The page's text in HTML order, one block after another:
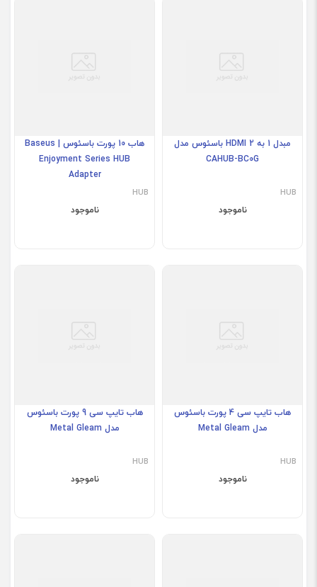
مبدل 1 به 2 HDMI باسئوس مدل
CAHUB-BC0G
HUB
ناموجود
هاب 10 پورت باسئوس | Baseus
Enjoyment Series HUB
Adapter
HUB
ناموجود
هاب تایپ سی 4 پورت باسئوس
مدل Metal Gleam
HUB
ناموجود
هاب تایپ سی 9 پورت باسئوس
مدل Metal Gleam
HUB
ناموجود